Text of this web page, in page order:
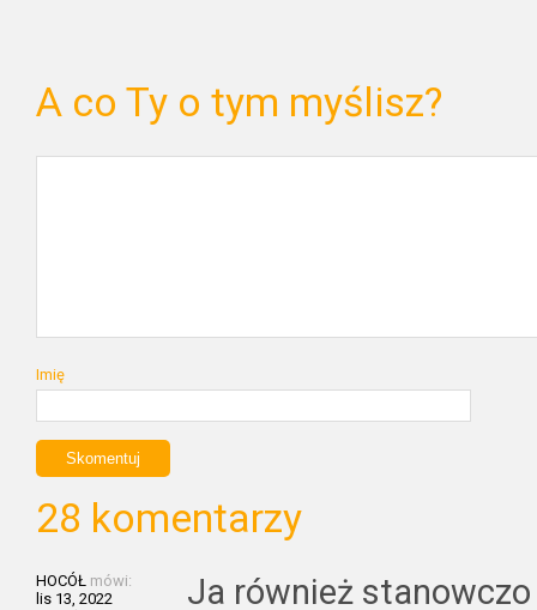
A co Ty o tym myślisz?
Imię
28 komentarzy
HOCÓŁ mówi:
lis 13, 2022
Ja również